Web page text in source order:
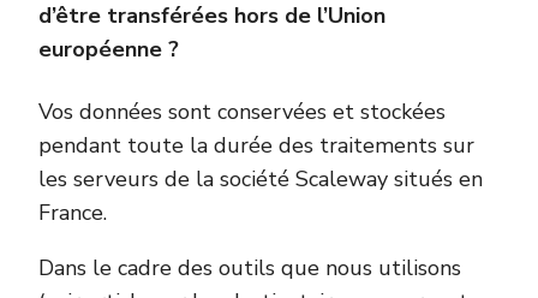
d’être transférées hors de l’Union
européenne ?
Vos données sont conservées et stockées
pendant toute la durée des traitements sur
les serveurs de la société Scaleway situés en
France.
Dans le cadre des outils que nous utilisons